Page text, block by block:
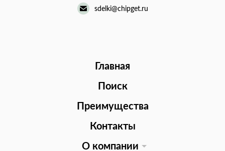
sdelki@chipget.ru
Главная
Поиск
Преимущества
Контакты
О компании